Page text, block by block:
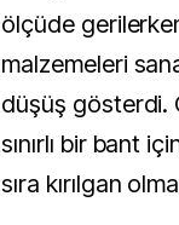
ölçüde
malzemeleri
düşüş gösterdi.
sınırlı bir bant
sıra kırılgan